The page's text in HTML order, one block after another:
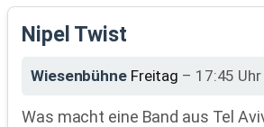
Nipel Twist
Wiesenbühne Freitag – 17:45 Uhr
Was macht eine Band aus Tel